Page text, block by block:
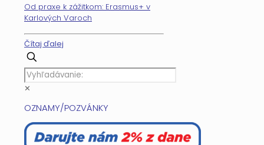
Od praxe k zážitkom: Erasmus+ v
Karlových Varoch
Čítaj ďalej
✕
OZNAMY/POZVÁNKY